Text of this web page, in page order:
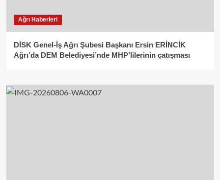
Ağrı Haberleri
DİSK Genel-İş Ağrı Şubesi Başkanı Ersin ERİNCİK
Ağrı’da DEM Belediyesi’nde MHP’lilerinin çatışması